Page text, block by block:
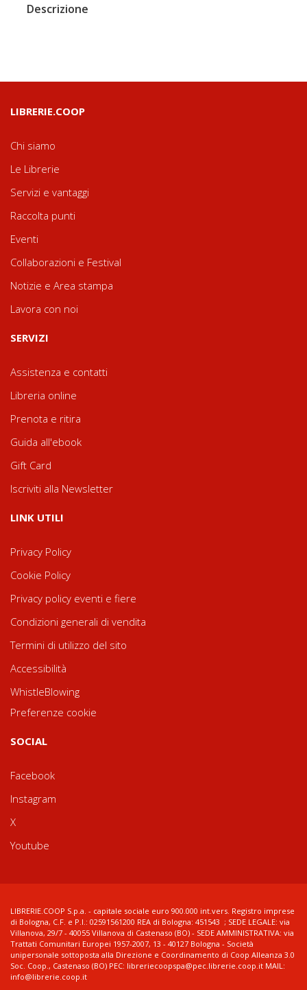
Descrizione
LIBRERIE.COOP
Chi siamo
Le Librerie
Servizi e vantaggi
Raccolta punti
Eventi
Collaborazioni e Festival
Notizie e Area stampa
Lavora con noi
SERVIZI
Assistenza e contatti
Libreria online
Prenota e ritira
Guida all'ebook
Gift Card
Iscriviti alla Newsletter
LINK UTILI
Privacy Policy
Cookie Policy
Privacy policy eventi e fiere
Condizioni generali di vendita
Termini di utilizzo del sito
Accessibilità
WhistleBlowing
Preferenze cookie
SOCIAL
Facebook
Instagram
X
Youtube
LIBRERIE.COOP S.p.a. - capitale sociale euro 900.000 int.vers. Registro imprese
di Bologna, C.F. e P.I.: 02591561200 REA di Bologna: 451543 ; SEDE LEGALE: via
Villanova, 29/7 - 40055 Villanova di Castenaso (BO) - SEDE AMMINISTRATIVA: via
Trattati Comunitari Europei 1957-2007, 13 - 40127 Bologna - Società
unipersonale sottoposta alla Direzione e Coordinamento di Coop Alleanza 3.0
Soc. Coop., Castenaso (BO) PEC: libreriecoopspa@pec.librerie.coop.it MAIL:
info@librerie.coop.it